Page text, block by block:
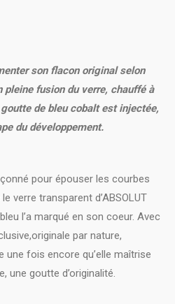
son flacon original selon
pleine fusion du verre, chauffé à
de bleu cobalt est injectée,
du développement.
pour épouser les courbes
verre transparent d’ABSOLUT
l’a marqué en son coeur. Avec
par nature,
une fois encore qu’elle maîtrise
une goutte d’originalité.